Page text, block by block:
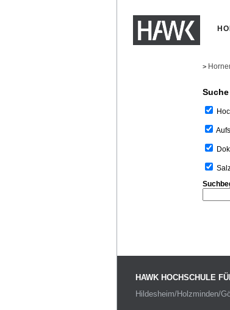
>
HAWK HOCHSCHULE
Hildesheim/Holzminden/